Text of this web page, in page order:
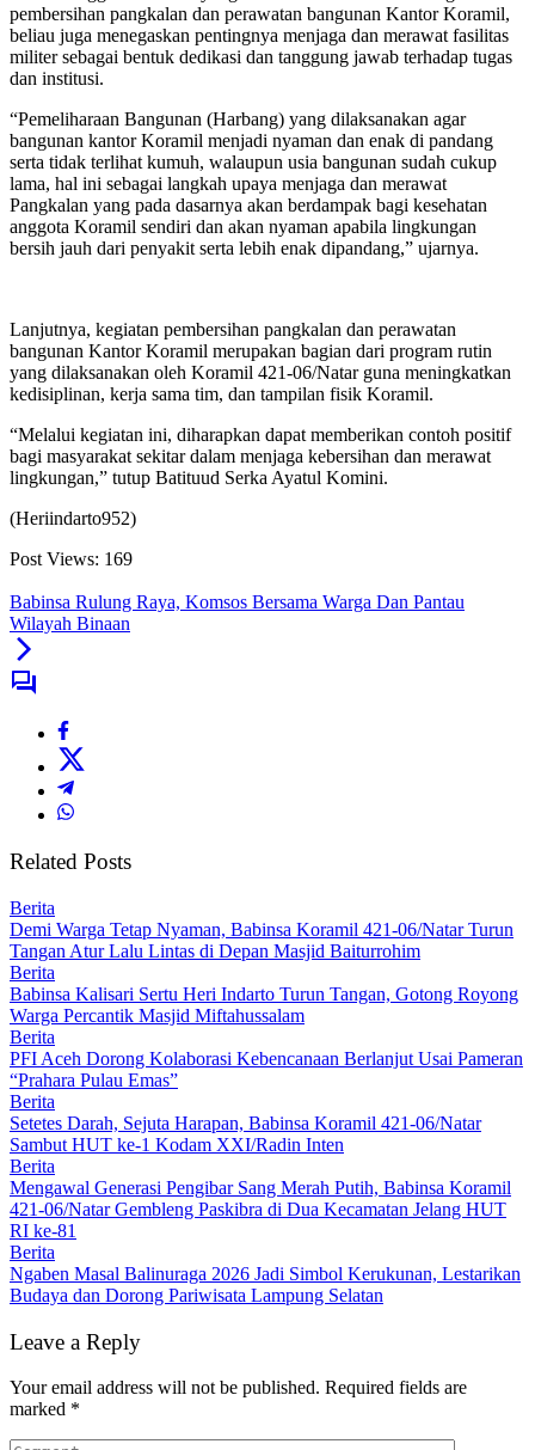
pembersihan pangkalan dan perawatan bangunan Kantor Koramil,
beliau juga menegaskan pentingnya menjaga dan merawat fasilitas
militer sebagai bentuk dedikasi dan tanggung jawab terhadap tugas
dan institusi.
“Pemeliharaan Bangunan (Harbang) yang dilaksanakan agar
bangunan kantor Koramil menjadi nyaman dan enak di pandang
serta tidak terlihat kumuh, walaupun usia bangunan sudah cukup
lama, hal ini sebagai langkah upaya menjaga dan merawat
Pangkalan yang pada dasarnya akan berdampak bagi kesehatan
anggota Koramil sendiri dan akan nyaman apabila lingkungan
bersih jauh dari penyakit serta lebih enak dipandang,” ujarnya.
Lanjutnya, kegiatan pembersihan pangkalan dan perawatan
bangunan Kantor Koramil merupakan bagian dari program rutin
yang dilaksanakan oleh Koramil 421-06/Natar guna meningkatkan
kedisiplinan, kerja sama tim, dan tampilan fisik Koramil.
“Melalui kegiatan ini, diharapkan dapat memberikan contoh positif
bagi masyarakat sekitar dalam menjaga kebersihan dan merawat
lingkungan,” tutup Batituud Serka Ayatul Komini.
(Heriindarto952)
Post Views: 169
Babinsa Rulung Raya, Komsos Bersama Warga Dan Pantau
Wilayah Binaan
Related Posts
Berita
Demi Warga Tetap Nyaman, Babinsa Koramil 421-06/Natar Turun
Tangan Atur Lalu Lintas di Depan Masjid Baiturrohim
Berita
Babinsa Kalisari Sertu Heri Indarto Turun Tangan, Gotong Royong
Warga Percantik Masjid Miftahussalam
Berita
PFI Aceh Dorong Kolaborasi Kebencanaan Berlanjut Usai Pameran
“Prahara Pulau Emas”
Berita
Setetes Darah, Sejuta Harapan, Babinsa Koramil 421-06/Natar
Sambut HUT ke-1 Kodam XXI/Radin Inten
Berita
Mengawal Generasi Pengibar Sang Merah Putih, Babinsa Koramil
421-06/Natar Gembleng Paskibra di Dua Kecamatan Jelang HUT
RI ke-81
Berita
Ngaben Masal Balinuraga 2026 Jadi Simbol Kerukunan, Lestarikan
Budaya dan Dorong Pariwisata Lampung Selatan
Leave a Reply
Your email address will not be published. Required fields are
marked *